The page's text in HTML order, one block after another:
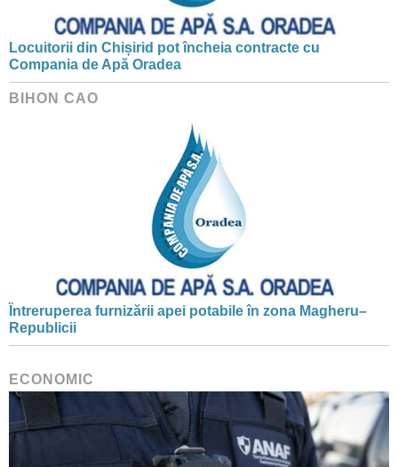
Locuitorii din Chișirid pot încheia contracte cu
Compania de Apă Oradea
BIHON CAO
Întreruperea furnizării apei potabile în zona Magheru–
Republicii
ECONOMIC